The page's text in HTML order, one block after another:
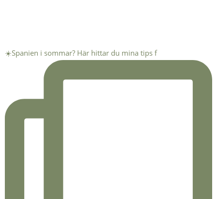
☀️Spanien i sommar? Här hittar du mina tips f